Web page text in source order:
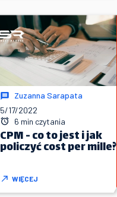
Zuzanna Sarapata
5/17/2022
6 min czytania
CPM - co to jest i jak
policzyć cost per mille?
WIĘCEJ